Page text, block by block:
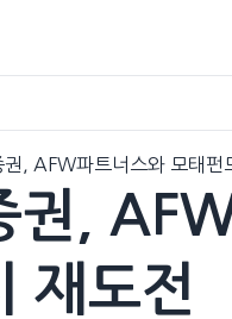
권, AFW파트너스와 모태
권,
재도전